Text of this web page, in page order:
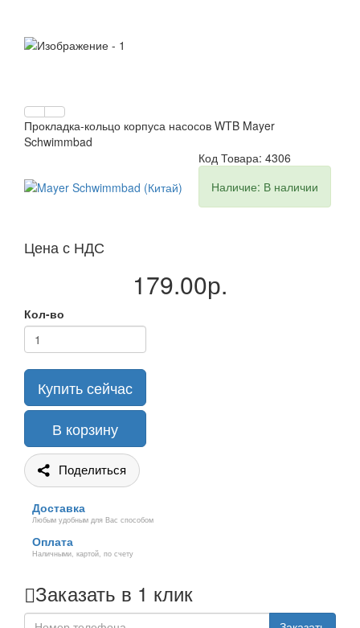
Прокладка-кольцо корпуса насосов WTB Mayer
Schwimmbad
Код Товара: 4306
Наличие: В наличии
Цена с НДС
179.00р.
Кол-во
Купить сейчас
В корзину
Поделиться
Доставка
Любым удобным для Вас способом
Оплата
Наличными, картой, по счету
Заказать в 1 клик